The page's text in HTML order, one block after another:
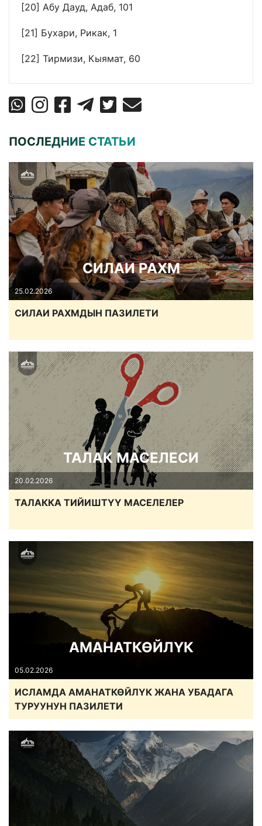
[20] Абу Дауд, Адаб, 101
[21] Бухари, Рикак, 1
[22] Тирмизи, Кыямат, 60
ПОСЛЕДНИЕ СТАТЬИ
СИЛАИ РАХМ
25.02.2026
СИЛАИ РАХМДЫН ПАЗИЛЕТИ
ТАЛАК МАСЕЛЕСИ
20.02.2026
ТАЛАККА ТИЙИШТҮҮ МАСЕЛЕЛЕР
АМАНАТКӨЙЛҮК
05.02.2026
ИСЛАМДА АМАНАТКӨЙЛҮК ЖАНА УБАДАГА
ТУРУУНУН ПАЗИЛЕТИ